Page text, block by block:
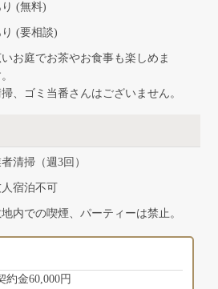
(無料)
(要相談)
いお庭でお茶やお食事も楽しめま
、ゴミ当番さんはございません。
清掃（週3回）
宿泊不可
地内での喫煙、パーティーは禁止。
約金60,000円